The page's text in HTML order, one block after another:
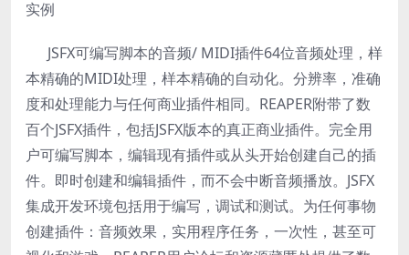
实例
JSFX可编写脚本的音频/ MIDI插件64位音频处理，样
本精确的MIDI处理，样本精确的自动化。分辨率，准确
度和处理能力与任何商业插件相同。REAPER附带了数
百个JSFX插件，包括JSFX版本的真正商业插件。完全用
户可编写脚本，编辑现有插件或从头开始创建自己的插
件。即时创建和编辑插件，而不会中断音频播放。JSFX
集成开发环境包括用于编写，调试和测试。为任何事物
创建插件：音频效果，实用程序任务，一次性，甚至可